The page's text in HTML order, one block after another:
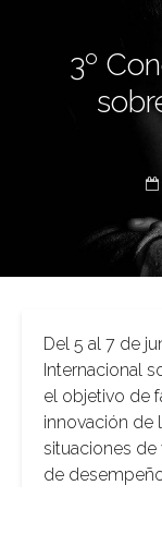
3º
Del 5 al 7 de
Internacional
el objetivo de
innovación de
situaciones de
de